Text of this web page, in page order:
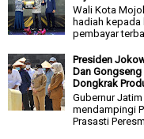
Wali Kota
hadiah
pembayar
Presiden
Dan
Dongkrak
Gubernur
mendampingi
Prasasti